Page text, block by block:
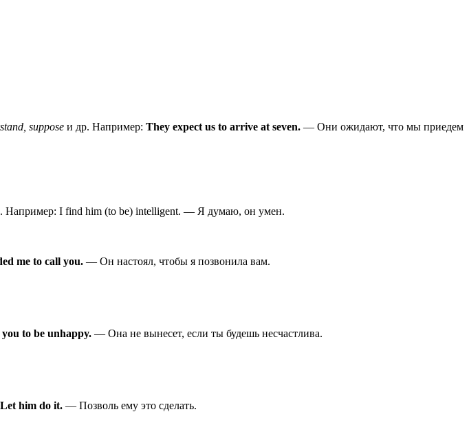
suppose и др. Например: They expect us to arrive at seven. — Они ожидают, что мы приедем
Например: I find him (to be) intelligent. — Я думаю, он умен.
me to call you. — Он настоял, чтобы я позвонила вам.
you to be unhappy. — Она не вынесет, если ты будешь несчастлива.
Let him do it. — Позволь ему это сделать.